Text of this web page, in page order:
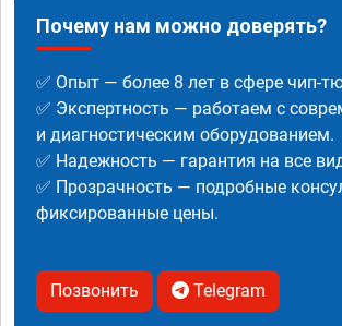
Почему нам можно доверять?
✅ Опыт — более 8 лет в сфере чип-
✅ Экспертность — работаем с
и диагностическим оборудованием.
✅ Надежность — гарантия на все
✅ Прозрачность — подробные
фиксированные цены.
Позвонить Telegram